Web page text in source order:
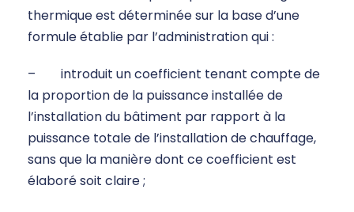
thermique est déterminée sur la base d’une
formule établie par l’administration qui :
– introduit un coefficient tenant compte de
la proportion de la puissance installée de
l’installation du bâtiment par rapport à la
puissance totale de l’installation de chauffage,
sans que la manière dont ce coefficient est
élaboré soit claire ;